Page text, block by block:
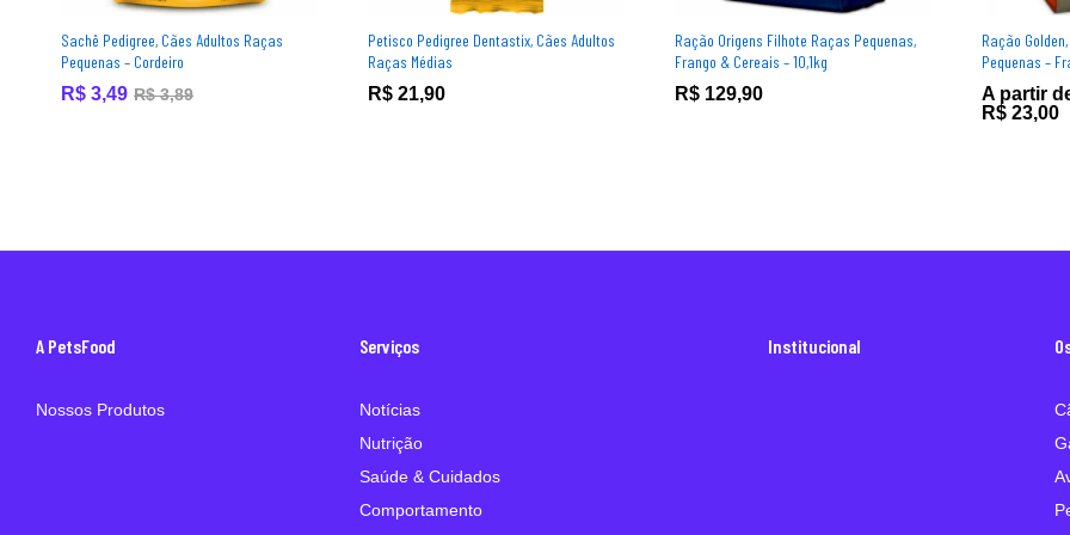
Sachê Pedigree, Cães Adultos Raças
Pequenas – Cordeiro
R$ 3,49 R$3,89
Petisco Pedigree Dentastix, Cães Adultos
Raças Médias
R$ 21,90
Ração Origens Filhote Raças Pequenas,
Frango & Cereais – 10,1kg
R$ 129,90
Ração
Pequenas –
A partir
R$ 23,00
A PetsFood
Nossos Produtos
Serviços
Notícias
Nutrição
Saúde & Cuidados
Comportamento
Institucional